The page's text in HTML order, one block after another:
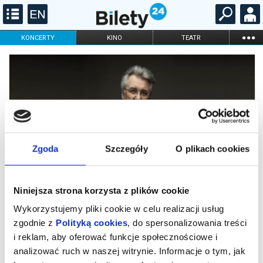
Zgoda Szczegóły O plikach cookies
Niniejsza strona korzysta z plików cookie
Wykorzystujemy pliki cookie w celu realizacji usług
zgodnie z Polityką cookies, do spersonalizowania treści
i reklam, aby oferować funkcje społecznościowe i
analizować ruch w naszej witrynie. Informacje o tym, jak
KONCERTY KINO TEATR ...
FILHARMONIA OPERA I BALET
ONLINE
Viva Verdi - gala operowa